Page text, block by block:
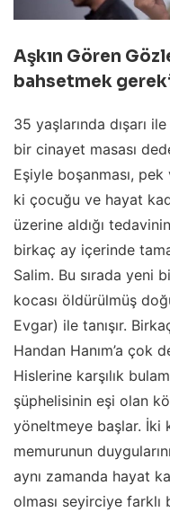
Aşkın Gören
bahsetmek
35 yaşlarında dışarı
bir cinayet masası
Eşiyle boşanması, pek
ki çocuğu ve hayat
üzerine aldığı
birkaç ay içerinde
Salim. Bu sırada yeni
kocası öldürülmüş
Evgar) ile tanışır.
Handan Hanım’a çok
Hislerine karşılık
şüphelisinin eşi olan
yöneltmeye başlar. İki
memurunun
aynı zamanda hayat
olması seyirciye